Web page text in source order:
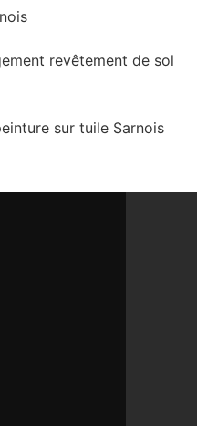
revêtement de sol
sur tuile Sarnois